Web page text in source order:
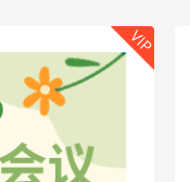
VIP